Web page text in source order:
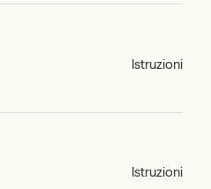
Istruzioni
Istruzioni